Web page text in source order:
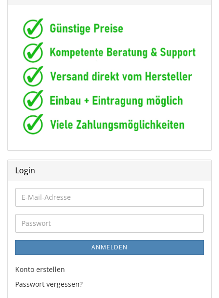
Login
E-
Mail-
Adresse
Passwort
ANMELDEN
Konto erstellen
Passwort vergessen?